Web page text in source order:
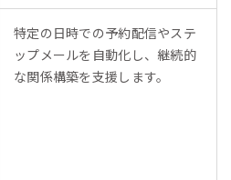
特定の日時での予約配信やステ
ップメールを自動化し、継続的
な関係構築を支援します。